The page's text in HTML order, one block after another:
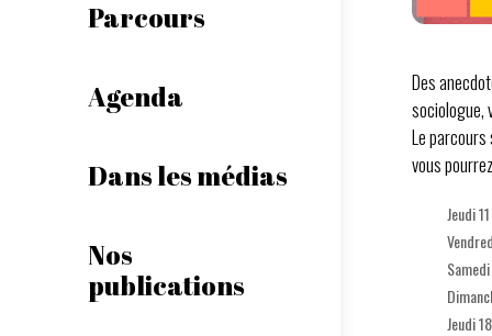
Parcours
Agenda
Dans les médias
Nos
publications
Des
sociologue,
Le parcours
vous
Jeudi
Jeudi